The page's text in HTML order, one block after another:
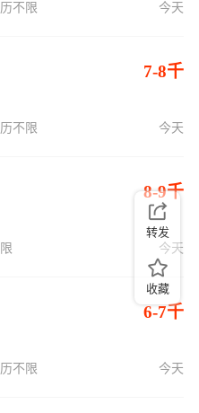
不限 今天
7-8千
不限 今天
8-9千
今天
6-7千
不限 今天
转发
收藏